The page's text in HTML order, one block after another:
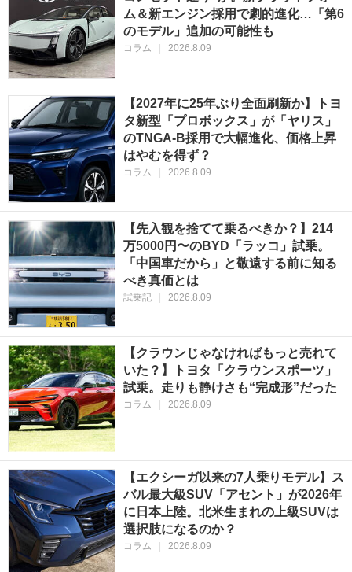
ム＆新エンジン採用で劇的進化…「第6
のモデル」追加の可能性も
コラム 2026.8.09
【2027年に25年ぶり全面刷新か】トヨ
タ新型「プロボックス」が「ヤリス」
のTNGA-B採用で大幅進化、価格上昇
はやむを得ず？
コラム 2026.8.09
【先入観を捨てて乗るべきか？】214
万5000円〜のBYD「ラッコ」試乗。
「中国車だから」と敬遠する前に知る
べき真価とは
試乗記 2026.8.09
【クラウンじゃなければもっと売れて
いた？】トヨタ「クラウンスポーツ」
試乗。走りも静けさも“完成形”だった
コラム 2026.8.09
【エクシーガ以来の7人乗りモデル】ス
バル最大級SUV「アセント」が2026年
に日本上陸。北米生まれの上級SUVは
選択肢になるのか？
コラム 2026.8.09